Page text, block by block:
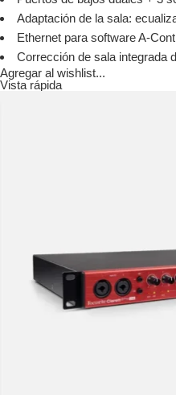
Adaptación de la sala:
Ethernet para software A-
Corrección de sala integrada
Agregar al wishlist...
Vista rápida